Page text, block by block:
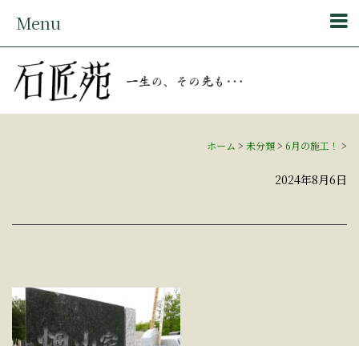
Menu
ホーム > 未分類> 6月の施工！ >
2024年8月6日